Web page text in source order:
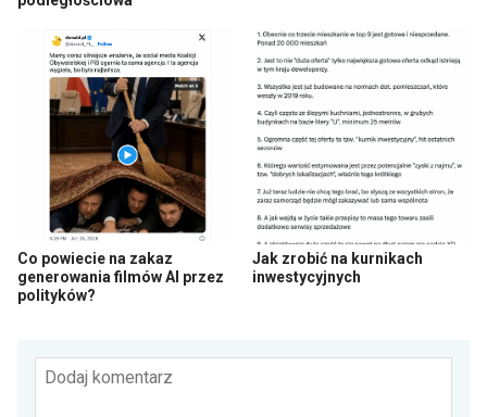
Co powiecie na zakaz
generowania filmów AI przez
polityków?
Jak zrobić na kurnikach
inwestycyjnych
Dodaj komentarz